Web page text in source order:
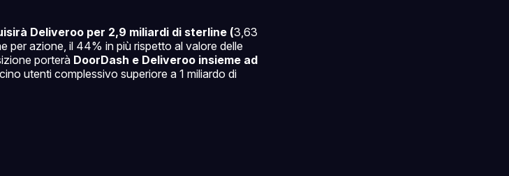
Deliveroo per 2,9 miliardi di sterline (3,63
per azione, il 44% in più rispetto al valore delle
porterà DoorDash e Deliveroo insieme ad
utenti complessivo superiore a 1 miliardo di